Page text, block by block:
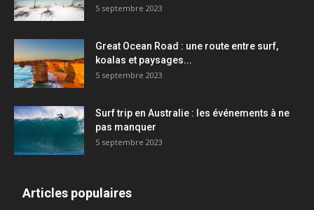
5 septembre 2023
Great Ocean Road : une route entre surf,
koalas et paysages...
5 septembre 2023
Surf trip en Australie : les événements à ne
pas manquer
5 septembre 2023
Articles populaires